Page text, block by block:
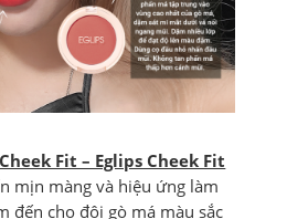
Fit – Eglips Cheek Fit
mịn màng và hiệu ứng làm
đến cho đôi gò má màu sắc